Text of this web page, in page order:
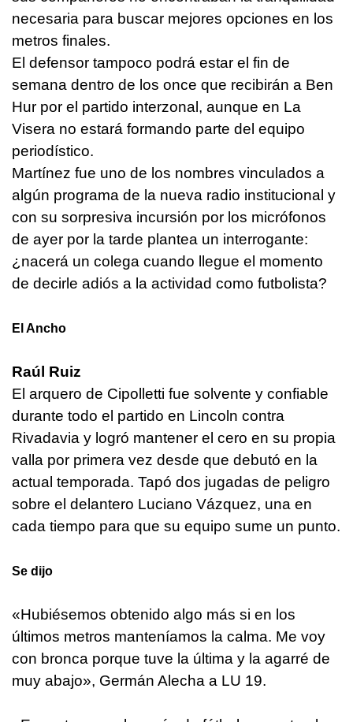
necesaria para buscar mejores opciones en los
metros finales.
El defensor tampoco podrá estar el fin de
semana dentro de los once que recibirán a Ben
Hur por el partido interzonal, aunque en La
Visera no estará formando parte del equipo
periodístico.
Martínez fue uno de los nombres vinculados a
algún programa de la nueva radio institucional y
con su sorpresiva incursión por los micrófonos
de ayer por la tarde plantea un interrogante:
¿nacerá un colega cuando llegue el momento
de decirle adiós a la actividad como futbolista?
El Ancho
Raúl Ruiz
El arquero de Cipolletti fue solvente y confiable
durante todo el partido en Lincoln contra
Rivadavia y logró mantener el cero en su propia
valla por primera vez desde que debutó en la
actual temporada. Tapó dos jugadas de peligro
sobre el delantero Luciano Vázquez, una en
cada tiempo para que su equipo sume un punto.
Se dijo
«Hubiésemos obtenido algo más si en los
últimos metros manteníamos la calma. Me voy
con bronca porque tuve la última y la agarré de
muy abajo», Germán Alecha a LU 19.